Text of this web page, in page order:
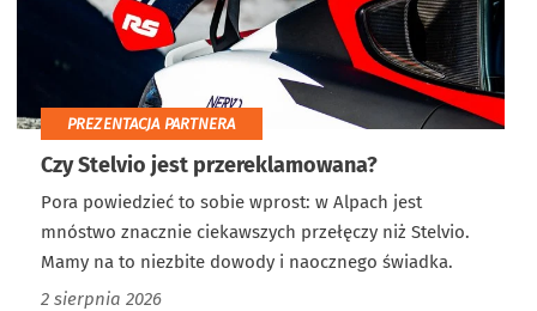
PREZENTACJA PARTNERA
Czy Stelvio jest przereklamowana?
Pora powiedzieć to sobie wprost: w Alpach jest
mnóstwo znacznie ciekawszych przełęczy niż Stelvio.
Mamy na to niezbite dowody i naocznego świadka.
2 sierpnia 2026